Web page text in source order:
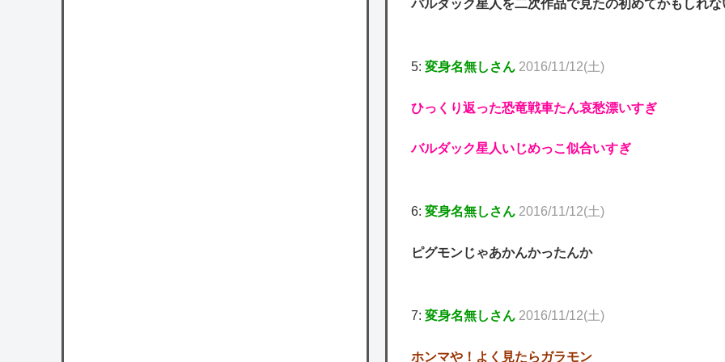
バルダック星人を二次作品で見たの初めてかもしれ
5: 変身名無しさん 2016/11/12(土)
ひっくり返った恐竜戦車たん哀愁漂いすぎ
バルダック星人いじめっこ似合いすぎ
6: 変身名無しさん 2016/11/12(土)
ピグモンじゃあかんかったんか
7: 変身名無しさん 2016/11/12(土)
ホンマや！よく見たらガラモン